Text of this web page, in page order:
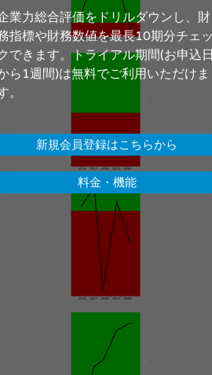
業力総合評価をドリルダウンし、財
指標や財務数値を最長10期分チェッ
できます。トライアル期間(お申込日
ら1週間)は無料でご利用いただけま
。
新規会員登録はこちらから
料金・機能